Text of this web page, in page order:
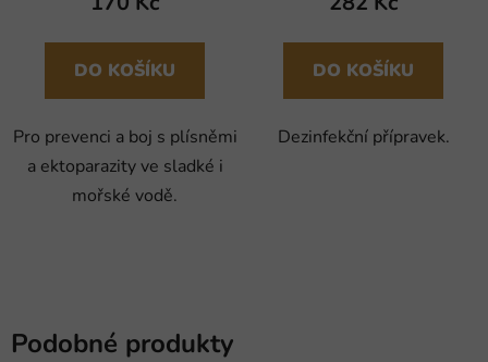
DO KOŠÍKU
Pro prevenci a boj s plísněmi
a ektoparazity ve sladké i
mořské vodě.
DO KOŠÍKU
Dezinfekční přípravek.
Podobné produkty